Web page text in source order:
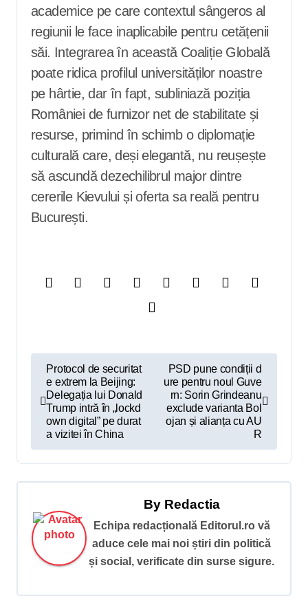
academice pe care contextul sângeros al
regiunii le face inaplicabile pentru cetățenii
săi. Integrarea în această Coaliție Globală
poate ridica profilul universităților noastre
pe hârtie, dar în fapt, subliniază poziția
României de furnizor net de stabilitate și
resurse, primind în schimb o diplomație
culturală care, deși elegantă, nu reușește
să ascundă dezechilibrul major dintre
cererile Kievului și oferta sa reală pentru
București.
g
a
e
î
a
Protocol de securitat
e extrem la Beijing:
Delegația lui Donald
Trump intră în „lockd
own digital” pe durat
a vizitei în China
PSD pune condiții d
ure pentru noul Guve
rn: Sorin Grindeanu
exclude varianta Bol
ojan și alianța cu AU
R
By Redactia
Echipa redacțională Editorul.ro vă
aduce cele mai noi știri din politică
și social, verificate din surse sigure.